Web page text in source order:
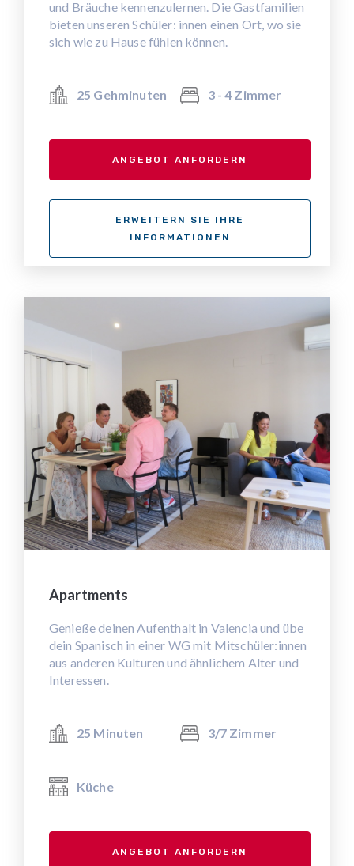
und Bräuche kennenzulernen. Die Gastfamilien
bieten unseren Schüler: innen einen Ort, wo sie
sich wie zu Hause fühlen können.
25 Gehminuten 3 - 4 Zimmer
ANGEBOT ANFORDERN
ERWEITERN SIE IHRE
INFORMATIONEN
Apartments
Genieße deinen Aufenthalt in Valencia und übe
dein Spanisch in einer WG mit Mitschüler:innen
aus anderen Kulturen und ähnlichem Alter und
Interessen.
25 Minuten 3/7 Zimmer
Küche
ANGEBOT ANFORDERN